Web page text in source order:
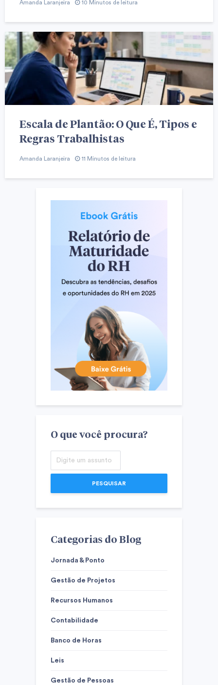
Amanda Laranjeira 10 Minutos de leitura
Escala de Plantão: O Que É, Tipos e
Regras Trabalhistas
Amanda Laranjeira 11 Minutos de leitura
O que você procura?
PESQUISAR
Categorias do Blog
Jornada & Ponto
Gestão de Projetos
Recursos Humanos
Contabilidade
Banco de Horas
Leis
Gestão de Pessoas